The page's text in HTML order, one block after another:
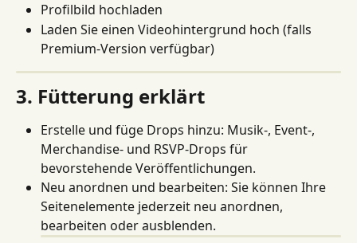
Profilbild hochladen
Laden Sie einen Videohintergrund hoch (falls
Premium-Version verfügbar)
3. Fütterung erklärt
Erstelle und füge Drops hinzu: Musik-, Event-,
Merchandise- und RSVP-Drops für
bevorstehende Veröffentlichungen.
Neu anordnen und bearbeiten: Sie können Ihre
Seitenelemente jederzeit neu anordnen,
bearbeiten oder ausblenden.